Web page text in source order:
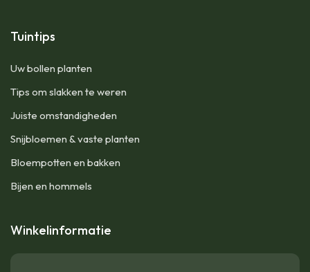
Tuintips
Uw bollen planten
Tips om slakken te weren
Juiste omstandigheden
Snijbloemen & vaste planten
Bloempotten en bakken
Bijen en hommels
Winkelinformatie